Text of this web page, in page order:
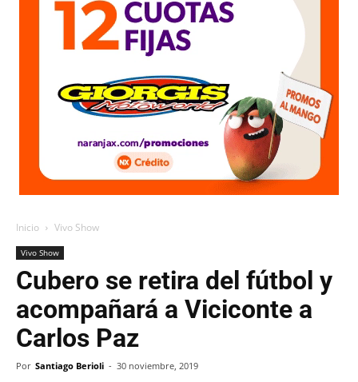
Inicio Vivo Show
Vivo Show
Cubero se retira del fútbol y
acompañará a Viciconte a
Carlos Paz
Por Santiago Berioli - 30 noviembre, 2019